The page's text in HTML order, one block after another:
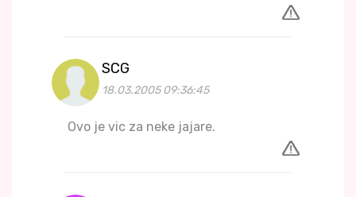
SCG
18.03.2005 09:36:45
Ovo je vic za neke jajare.